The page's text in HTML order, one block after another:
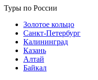
Туры по России
Золотое кольцо
Санкт-Петербург
Калининград
Казань
Алтай
Байкал